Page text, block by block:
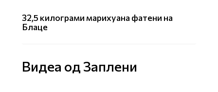
32,5 килограми марихуана фатени на
Блаце
Видеа од Заплени